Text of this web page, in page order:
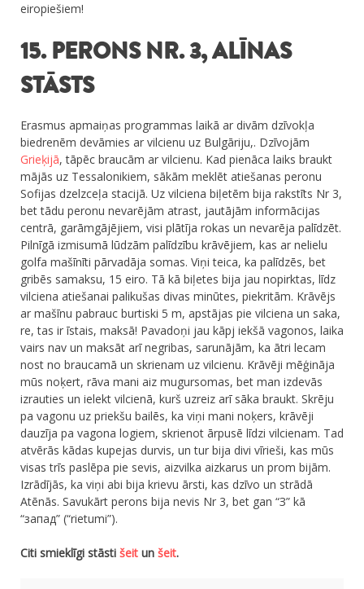
eiropiešiem!
15. PERONS NR. 3, ALĪNAS
STĀSTS
Erasmus apmaiņas programmas laikā ar divām dzīvokļa
biedrenēm devāmies ar vilcienu uz Bulgāriju,. Dzīvojām
Grieķijā, tāpēc braucām ar vilcienu. Kad pienāca laiks braukt
mājās uz Tessalonikiem, sākām meklēt atiešanas peronu
Sofijas dzelzceļa stacijā. Uz vilciena biļetēm bija rakstīts Nr 3,
bet tādu peronu nevarējām atrast, jautājām informācijas
centrā, garāmgājējiem, visi plātīja rokas un nevarēja palīdzēt.
Pilnīgā izmisumā lūdzām palīdzību krāvējiem, kas ar nelielu
golfa mašīnīti pārvadāja somas. Viņi teica, ka palīdzēs, bet
gribēs samaksu, 15 eiro. Tā kā biļetes bija jau nopirktas, līdz
vilciena atiešanai palikušas divas minūtes, piekritām. Krāvējs
ar mašīnu pabrauc burtiski 5 m, apstājas pie vilciena un saka,
re, tas ir īstais, maksā! Pavadoņi jau kāpj iekšā vagonos, laika
vairs nav un maksāt arī negribas, sarunājām, ka ātri lecam
nost no braucamā un skrienam uz vilcienu. Krāvēji mēģināja
mūs noķert, rāva mani aiz mugursomas, bet man izdevās
izrauties un ielekt vilcienā, kurš uzreiz arī sāka braukt. Skrēju
pa vagonu uz priekšu bailēs, ka viņi mani noķers, krāvēji
dauzīja pa vagona logiem, skrienot ārpusē līdzi vilcienam. Tad
atvērās kādas kupejas durvis, un tur bija divi vīrieši, kas mūs
visas trīs paslēpa pie sevis, aizvilka aizkarus un prom bijām.
Izrādījās, ka viņi abi bija krievu ārsti, kas dzīvo un strādā
Atēnās. Savukārt perons bija nevis Nr 3, bet gan “З” kā
“запад” (“rietumi”).
Citi smieklīgi stāsti šeit un šeit.